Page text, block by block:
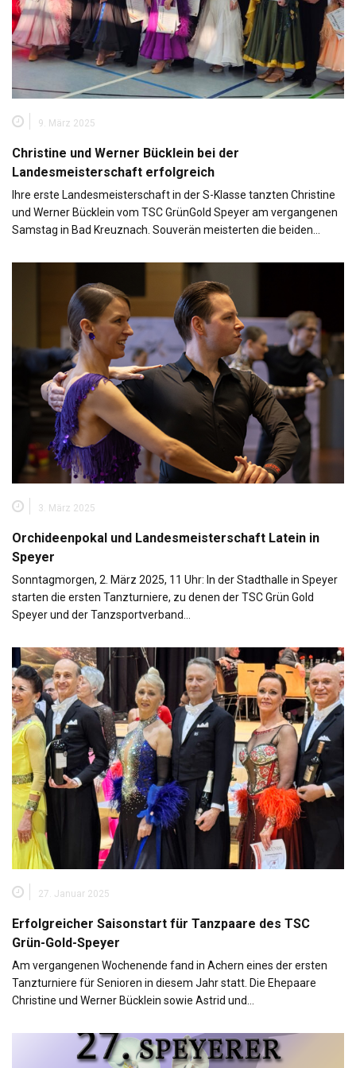
9. März 2025
Christine und Werner Bücklein bei der
Landesmeisterschaft erfolgreich
Ihre erste Landesmeisterschaft in der S-Klasse tanzten Christine
und Werner Bücklein vom TSC GrünGold Speyer am vergangenen
Samstag in Bad Kreuznach. Souverän meisterten die beiden…
3. März 2025
Orchideenpokal und Landesmeisterschaft Latein in
Speyer
Sonntagmorgen, 2. März 2025, 11 Uhr: In der Stadthalle in Speyer
starten die ersten Tanzturniere, zu denen der TSC Grün Gold
Speyer und der Tanzsportverband…
27. Januar 2025
Erfolgreicher Saisonstart für Tanzpaare des TSC
Grün-Gold-Speyer
Am vergangenen Wochenende fand in Achern eines der ersten
Tanzturniere für Senioren in diesem Jahr statt. Die Ehepaare
Christine und Werner Bücklein sowie Astrid und…